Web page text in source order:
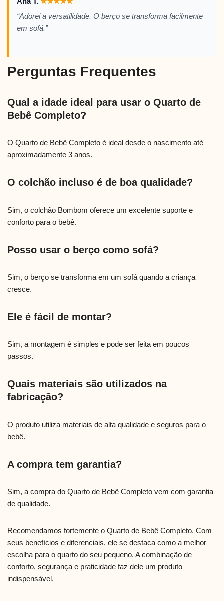
“Adorei a versatilidade. O berço se transforma facilmente
em sofá.”
Perguntas Frequentes
Qual a idade ideal para usar o Quarto de
Bebê Completo?
O Quarto de Bebê Completo é ideal desde o nascimento até
aproximadamente 3 anos.
O colchão incluso é de boa qualidade?
Sim, o colchão Bombom oferece um excelente suporte e
conforto para o bebê.
Posso usar o berço como sofá?
Sim, o berço se transforma em um sofá quando a criança
cresce.
Ele é fácil de montar?
Sim, a montagem é simples e pode ser feita em poucos
passos.
Quais materiais são utilizados na
fabricação?
O produto utiliza materiais de alta qualidade e seguros para o
bebê.
A compra tem garantia?
Sim, a compra do Quarto de Bebê Completo vem com garantia
de qualidade.
Recomendamos fortemente o Quarto de Bebê Completo. Com
seus benefícios e diferenciais, ele se destaca como a melhor
escolha para o quarto do seu pequeno. A combinação de
conforto, segurança e praticidade faz dele um produto
indispensável.